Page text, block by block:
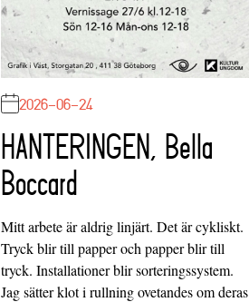
2026-06-24
HANTERINGEN, Bella
Boccard
Mitt arbete är aldrig linjärt. Det är cykliskt.
Tryck blir till papper och papper blir till
tryck. Installationer blir sorteringssystem.
Jag sätter klot i rullning ovetandes om deras